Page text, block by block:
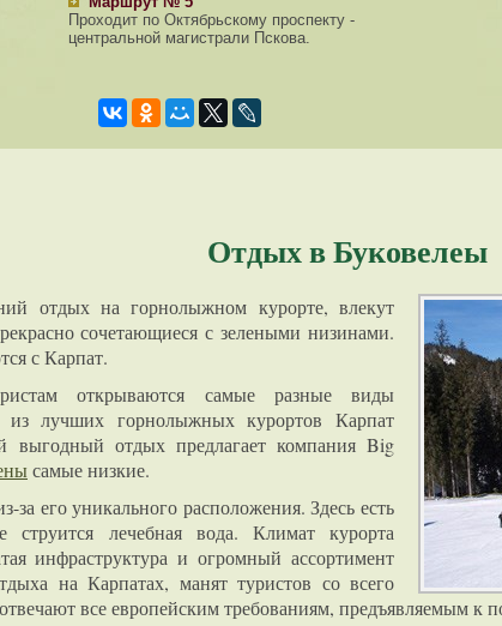
Проходит по Октябрьскому проспекту -
центральной магистрали Пскова.
Отдых в Буковелеы
отдых на горнолыжном курорте, влекут
сочетающиеся с зелеными низинами.
с Карпат.
открываются самые разные виды
лучших горнолыжных курортов Карпат
выгодный отдых предлагает компания Big
самые низкие.
его уникального расположения. Здесь есть
струится лечебная вода. Климат курорта
инфраструктура и огромный ассортимент
на Карпатах, манят туристов со всего
все европейским требованиям, предъявляемым к